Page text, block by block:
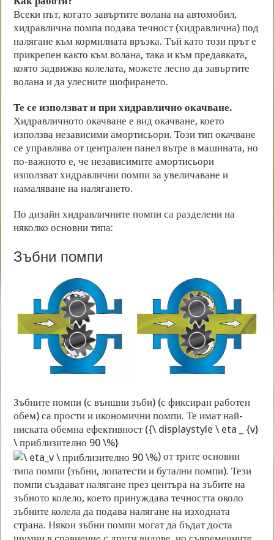
Всеки път, когато завъртите волана на автомобил,
хидравлична помпа подава течност (хидравлична) под
налягане към кормилната връзка. Тъй като този прът е
прикрепен както към волана, така и към предавката,
която задвижва колелата, можете лесно да завъртите
волана и да улесните шофирането.
Те се използват и при хидравлично окачване.
Хидравличното окачване е вид окачване, което
използва независими амортисьори. Този тип окачване
се управлява от централен панел вътре в машината, но
по-важното е, че независимите амортисьори
използват хидравлични помпи за увеличаване и
намаляване на налягането.
По дизайн хидравличните помпи са разделени на
няколко основни типа:
Зъбни помпи
Зъбните помпи (с външни зъби) (с фиксиран работен
обем) са прости и икономични помпи. Те имат най-
ниската обемна ефективност ({\ displaystyle \ eta _ {v}
\ приблизително 90 \%}
) от трите основни
типа помпи (зъбни, лопатести и бутални помпи). Тези
помпи създават налягане през центъра на зъбите на
зъбното колело, което принуждава течността около
зъбните колела да подава налягане на изходната
страна. Някои зъбни помпи могат да бъдат доста